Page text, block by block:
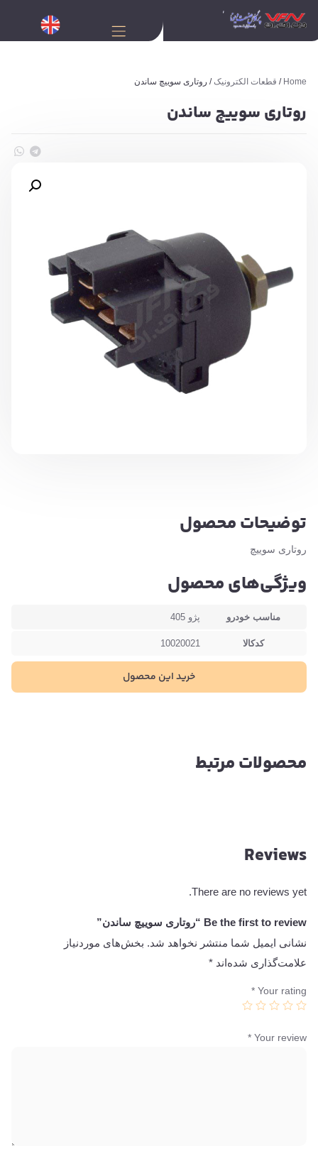
Home
/ قطعات الکترونیک/ روتاری سوییچ ساندن
روتاری سوییچ ساندن
توضیحات محصول
روتاری سوییچ
ویژگی‌های محصول
مناسب خودرو پژو 405
کدکالا 10020021
خرید این محصول
محصولات مرتبط
Reviews
There are no reviews yet.
Be the first to review “روتاری سوییچ ساندن”
نشانی ایمیل شما منتشر نخواهد شد. بخش‌های موردنیاز
علامت‌گذاری شده‌اند *
Your rating
*
Your review
*